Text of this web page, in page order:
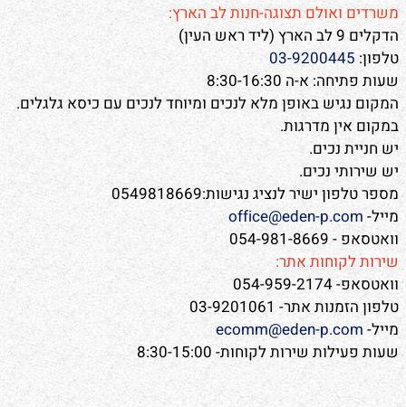
משרדים ואולם תצוגה-חנות לב הארץ:
הדקלים 9 לב הארץ (ליד ראש העין)
טלפון: 03-9200445
שעות פתיחה: א-ה 8:30-16:30
המקום נגיש באופן מלא לנכים ומיוחד לנכים עם כיסא גלגלים.
במקום אין מדרגות.
יש חניית נכים.
יש שירותי נכים.
מספר טלפון ישיר לנציג נגישות:0549818669
מייל- office@eden-p.com
וואטסאפ - 054-981-8669
שירות לקוחות אתר:
וואטסאפ- 054-959-2174
טלפון הזמנות אתר- 03-9201061
מייל- ecomm@eden-p.com
שעות פעילות שירות לקוחות- 8:30-15:00